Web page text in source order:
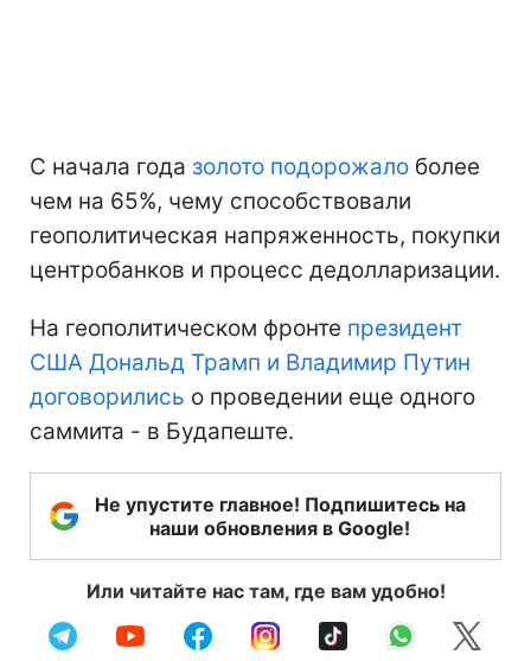
С начала года золото подорожало более
чем на 65%, чему способствовали
геополитическая напряженность, покупки
центробанков и процесс дедолларизации.
На геополитическом фронте президент
США Дональд Трамп и Владимир Путин
договорились о проведении еще одного
саммита - в Будапеште.
Не упустите главное! Подпишитесь на
наши обновления в Google!
Или читайте нас там, где вам удобно!